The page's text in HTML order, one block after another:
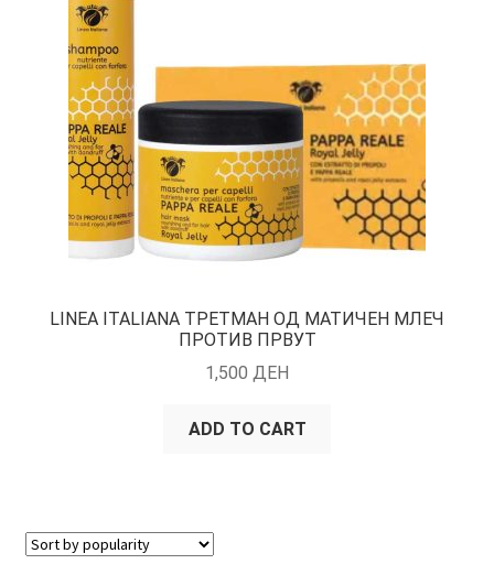
КОШНИЧКА
НАШИ БРЕНДОВИ ЗА КОЗМЕТИКА И ФРИЗЕРАЈ
ПЛАЌАЊЕ
ПОЛИТИКА И УСЛОВИ ЗА КОРИСТЕЊЕ
ЗА НАС
LINEA ITALIANA ТРЕТМАН ОД МАТИЧЕН МЛЕЧ
ПРОТИВ ПРВУТ
1,500 ДЕН
ADD TO CART